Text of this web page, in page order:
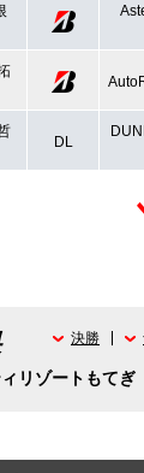
DL
リゾートもてぎ
決勝